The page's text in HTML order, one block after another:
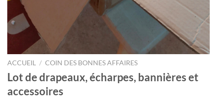
ACCUEIL / COIN DES BONNES AFFAIRES
Lot de drapeaux, écharpes, bannières et
accessoires